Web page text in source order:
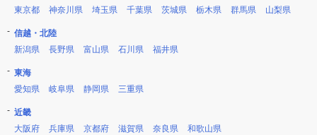
東京都
神奈川県 埼玉県 千葉県 茨城県 栃木県 群馬県 山梨県
信越・北陸
新潟県
長野県 富山県 石川県 福井県
東海
愛知県
岐阜県 静岡県 三重県
近畿
大阪府
兵庫県 京都府 滋賀県 奈良県 和歌山県